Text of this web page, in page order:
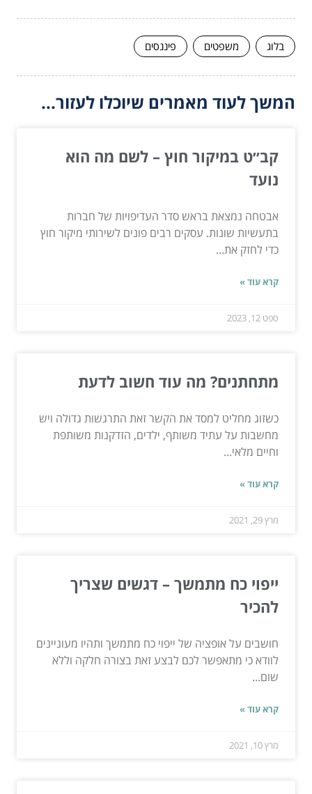
בלוג משפטים פיננסים
המשך לעוד מאמרים שיוכלו לעזור...
קב״ט במיקור חוץ – לשם מה הוא
נועד
אבטחה נמצאת בראש סדר העדיפויות של חברות
בתעשיות שונות. עסקים רבים פונים לשירותי מיקור חוץ
כדי לחזק את...
קרא עוד »
ספט 12, 2023
מתחתנים? מה עוד חשוב לדעת
כשזוג מחליט למסד את הקשר זאת התרגשות גדולה ויש
מחשבות על עתיד משותף, ילדים, הזדקנות משותפת
וחיים מלאי...
קרא עוד »
מרץ 29, 2021
ייפוי כח מתמשך – דגשים שצריך
להכיר
חושבים על אופציה של ייפוי כח מתמשך ותהיו מעוניינים
לוודא כי מתאפשר לכם לבצע זאת בצורה חלקה וללא
שום...
קרא עוד »
מרץ 10, 2021